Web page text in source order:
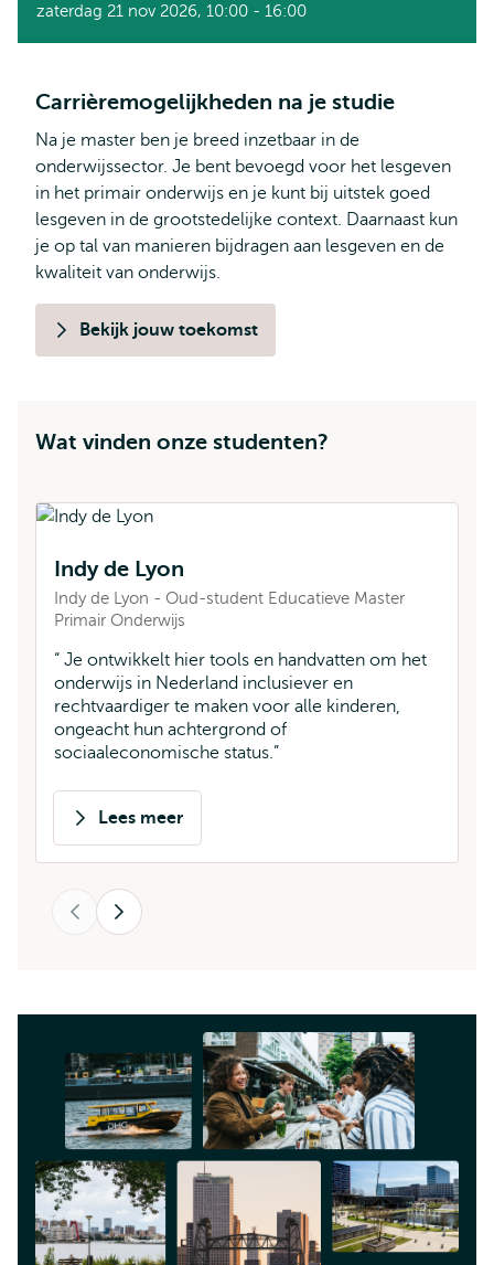
zaterdag 21 nov 2026, 10:00 - 16:00
Carrièremogelijkheden na je studie
Na je master ben je breed inzetbaar in de
onderwijssector. Je bent bevoegd voor het lesgeven
in het primair onderwijs en je kunt bij uitstek goed
lesgeven in de grootstedelijke context. Daarnaast kun
je op tal van manieren bijdragen aan lesgeven en de
kwaliteit van onderwijs.
Bekijk jouw toekomst
Wat vinden onze studenten?
Indy de Lyon
Indy de Lyon - Oud-student Educatieve Master
Primair Onderwijs
Je ontwikkelt hier tools en handvatten om het
onderwijs in Nederland inclusiever en
rechtvaardiger te maken voor alle kinderen,
ongeacht hun achtergrond of
sociaaleconomische status.
Lees meer
over
Lyon
Volgende